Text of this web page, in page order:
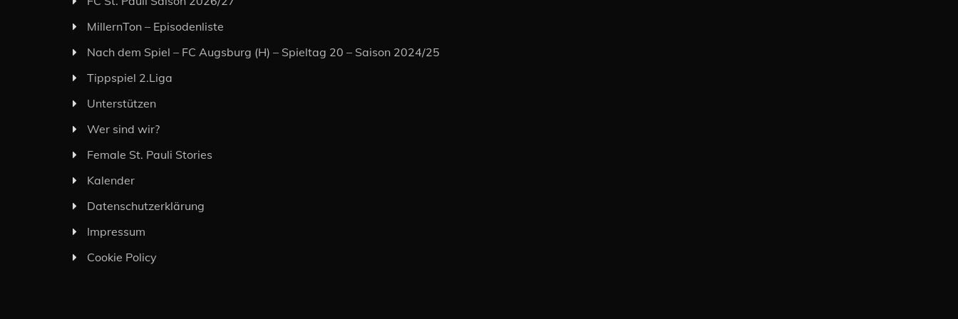
MillernTon – Episodenliste
Nach dem Spiel – FC Augsburg (H) – Spieltag 20 – Saison 2024/25
Tippspiel 2.Liga
Unterstützen
Wer sind wir?
Female St. Pauli Stories
Kalender
Datenschutzerklärung
Impressum
Cookie Policy